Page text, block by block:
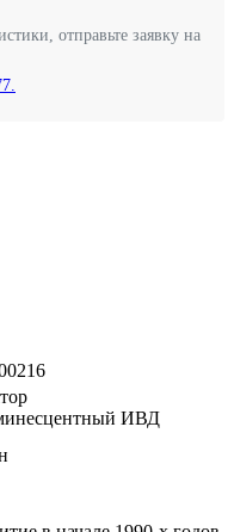
отправьте заявку на
ИВД